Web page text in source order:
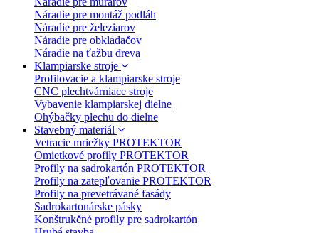
Náradie pre montáž podláh
Náradie pre železiarov
Náradie pre obkladačov
Náradie na ťažbu dreva
Klampiarske stroje
Profilovacie a klampiarske stroje
CNC plechtvárniace stroje
Vybavenie klampiarskej dielne
Ohýbačky plechu do dielne
Stavebný materiál
Vetracie mriežky PROTEKTOR
Omietkové profily PROTEKTOR
Profily na sadrokartón PROTEKTOR
Profily na zatepľovanie PROTEKTOR
Profily na prevetrávané fasády
Sadrokartonárske pásky
Konštrukčné profily pre sadrokartón